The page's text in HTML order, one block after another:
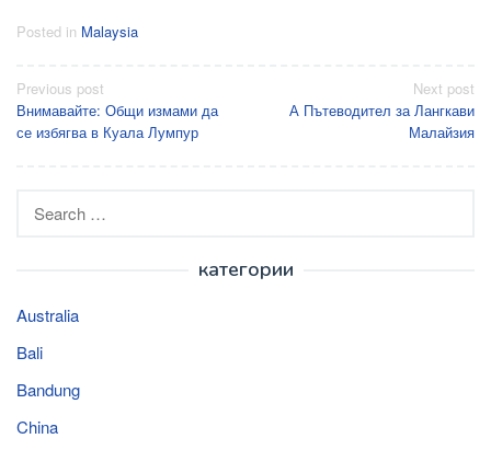
Posted in Malaysia
Post
navigation
Previous post
Внимавайте: Общи измами да
се избягва в Куала Лумпур
Next post
А Пътеводител за Лангкави
Малайзия
for:
категории
Australia
Bali
Bandung
China